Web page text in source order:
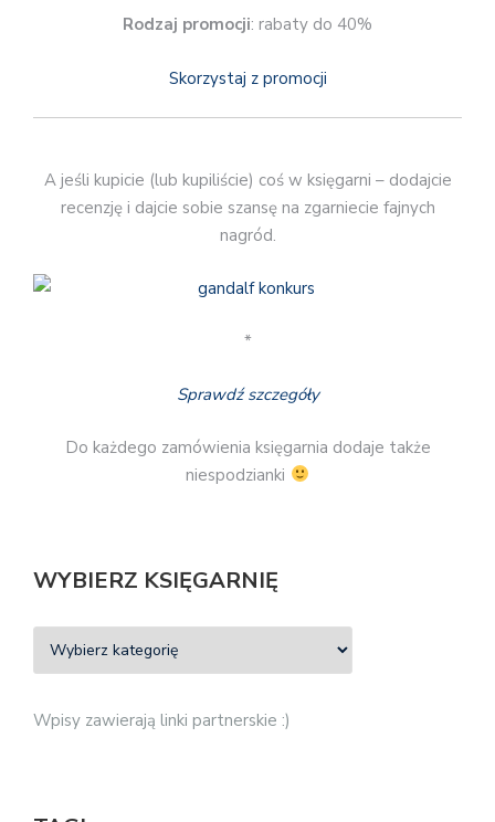
Rodzaj promocji: rabaty do 40%
Skorzystaj z promocji
A jeśli kupicie (lub kupiliście) coś w księgarni – dodajcie
recenzję i dajcie sobie szansę na zgarniecie fajnych
nagród.
*
Sprawdź szczegóły
Do każdego zamówienia księgarnia dodaje także
niespodzianki
WYBIERZ KSIĘGARNIĘ
Wpisy zawierają linki partnerskie :)